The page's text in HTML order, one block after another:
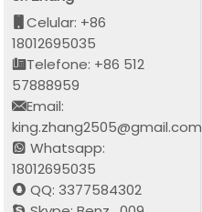
Celular: +86
18012695035
Telefone: +86 512
57888959
Email:
king.zhang2505@gmail.com
Whatsapp:
18012695035
QQ: 3377584302